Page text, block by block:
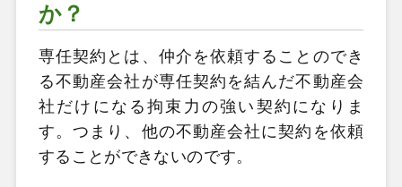
か？
専任契約とは、仲介を依頼することのでき
る不動産会社が専任契約を結んだ不動産会
社だけになる拘束力の強い契約になりま
す。つまり、他の不動産会社に契約を依頼
することができないのです。